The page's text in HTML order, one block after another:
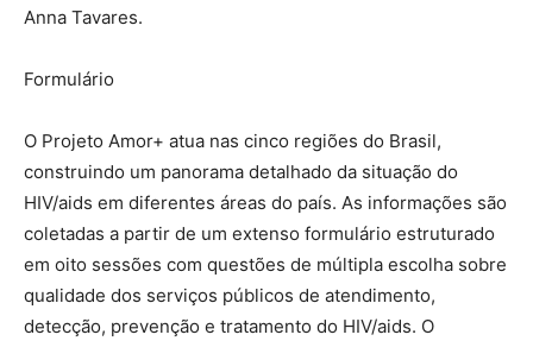
Anna Tavares.
Formulário
O Projeto Amor+ atua nas cinco regiões do Brasil,
construindo um panorama detalhado da situação do
HIV/aids em diferentes áreas do país. As informações são
coletadas a partir de um extenso formulário estruturado
em oito sessões com questões de múltipla escolha sobre
qualidade dos serviços públicos de atendimento,
detecção, prevenção e tratamento do HIV/aids. O